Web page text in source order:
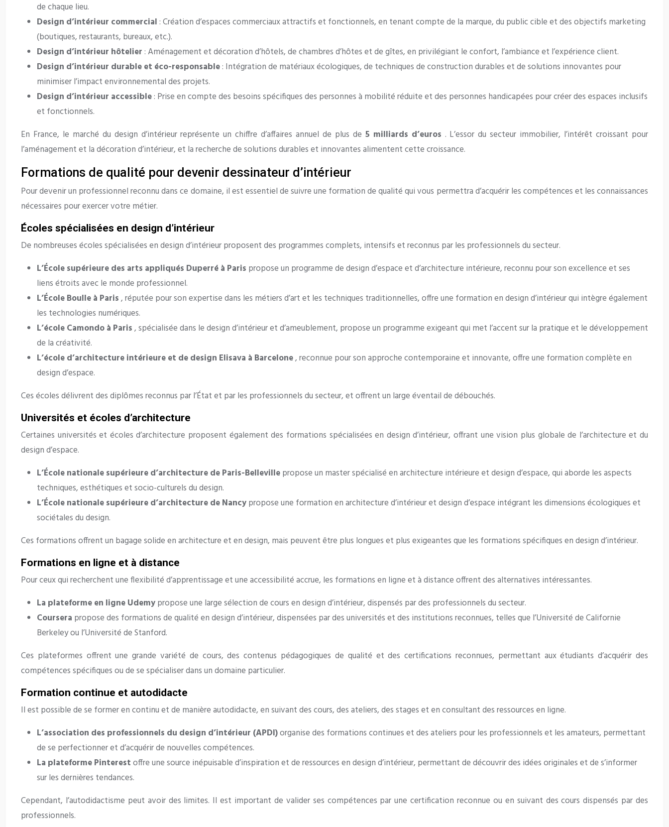
de chaque lieu.
Design d’intérieur commercial : Création d’espaces commerciaux attractifs et fonctionnels, en tenant compte de la marque, du public cible et des objectifs marketing
(boutiques, restaurants, bureaux, etc.).
Design d’intérieur hôtelier : Aménagement et décoration d’hôtels, de chambres d’hôtes et de gîtes, en privilégiant le confort, l’ambiance et l’expérience client.
Design d’intérieur durable et éco-responsable: Intégration de matériaux écologiques, de techniques de construction durables et de solutions innovantes pour
minimiser l’impact environnemental des projets.
Design d’intérieur accessible: Prise en compte des besoins spécifiques des personnes à mobilité réduite et des personnes handicapées pour créer des espaces inclusifs
et fonctionnels.
En France, le marché du design d’intérieur représente un chiffre d’affaires annuel de plus de 5 milliards d’euros . L’essor du secteur immobilier, l’intérêt croissant pour
l’aménagement et la décoration d’intérieur, et la recherche de solutions durables et innovantes alimentent cette croissance.
Formations de qualité pour devenir dessinateur d’intérieur
Pour devenir un professionnel reconnu dans ce domaine, il est essentiel de suivre une formation de qualité qui vous permettra d’acquérir les compétences et les connaissances
nécessaires pour exercer votre métier.
Écoles spécialisées en design d’intérieur
De nombreuses écoles spécialisées en design d’intérieur proposent des programmes complets, intensifs et reconnus par les professionnels du secteur.
L’École supérieure des arts appliqués Duperré à Paris propose un programme de design d’espace et d’architecture intérieure, reconnu pour son excellence et ses
liens étroits avec le monde professionnel.
L’École Boulle à Paris, réputée pour son expertise dans les métiers d’art et les techniques traditionnelles, offre une formation en design d’intérieur qui intègre également
les technologies numériques.
L’école Camondo à Paris, spécialisée dans le design d’intérieur et d’ameublement, propose un programme exigeant qui met l’accent sur la pratique et le développement
de la créativité.
L’école d’architecture intérieure et de design Elisava à Barcelone, reconnue pour son approche contemporaine et innovante, offre une formation complète en
design d’espace.
Ces écoles délivrent des diplômes reconnus par l’État et par les professionnels du secteur, et offrent un large éventail de débouchés.
Universités et écoles d’architecture
Certaines universités et écoles d’architecture proposent également des formations spécialisées en design d’intérieur, offrant une vision plus globale de l’architecture et du
design d’espace.
L’École nationale supérieure d’architecture de Paris-Bellevillepropose un master spécialisé en architecture intérieure et design d’espace, qui aborde les aspects
techniques, esthétiques et socio-culturels du design.
L’École nationale supérieure d’architecture de Nancypropose une formation en architecture d’intérieur et design d’espace intégrant les dimensions écologiques et
sociétales du design.
Ces formations offrent un bagage solide en architecture et en design, mais peuvent être plus longues et plus exigeantes que les formations spécifiques en design d’intérieur.
Formations en ligne et à distance
Pour ceux qui recherchent une flexibilité d’apprentissage et une accessibilité accrue, les formations en ligne et à distance offrent des alternatives intéressantes.
La plateforme en ligne Udemypropose une large sélection de cours en design d’intérieur, dispensés par des professionnels du secteur.
Coursera propose des formations de qualité en design d’intérieur, dispensées par des universités et des institutions reconnues, telles que l’Université de Californie
Berkeley ou l’Université de Stanford.
Ces plateformes offrent une grande variété de cours, des contenus pédagogiques de qualité et des certifications reconnues, permettant aux étudiants d’acquérir des
compétences spécifiques ou de se spécialiser dans un domaine particulier.
Formation continue et autodidacte
Il est possible de se former en continu et de manière autodidacte, en suivant des cours, des ateliers, des stages et en consultant des ressources en ligne.
L’association des professionnels du design d’intérieur (APDI)organise des formations continues et des ateliers pour les professionnels et les amateurs, permettant
de se perfectionner et d’acquérir de nouvelles compétences.
La plateforme Pinterestoffre une source inépuisable d’inspiration et de ressources en design d’intérieur, permettant de découvrir des idées originales et de s’informer
sur les dernières tendances.
Cependant, l’autodidactisme peut avoir des limites. Il est important de valider ses compétences par une certification reconnue ou en suivant des cours dispensés par des
professionnels.